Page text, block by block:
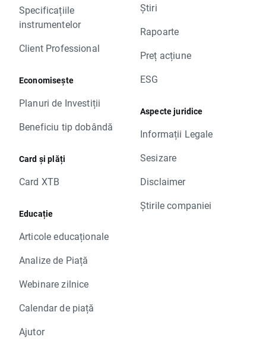
Specificațiile
instrumentelor
Client Professional
Economisește
Planuri de Investiții
Beneficiu tip dobândă
Card și plăți
Card XTB
Educație
Articole educaționale
Analize de Piață
Webinare zilnice
Calendar de piață
Ajutor
Știri
Rapoarte
Preț acțiune
ESG
Aspecte juridice
Informații Legale
Sesizare
Disclaimer
Știrile companiei